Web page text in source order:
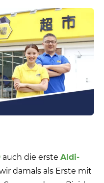
auch die erste Aldi-
damals als Erste mit